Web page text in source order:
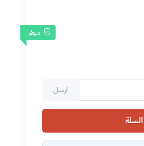
متوفر
ارسل